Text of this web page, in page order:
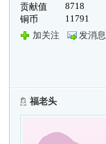
贡献值
8718
铜币
11791
加关注
发消息
福老头